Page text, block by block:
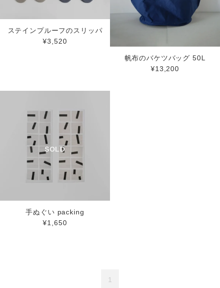
ステインプルーフのスリッパ
¥3,520
帆布のバケツバッグ 50L
¥13,200
手ぬぐい packing
¥1,650
1